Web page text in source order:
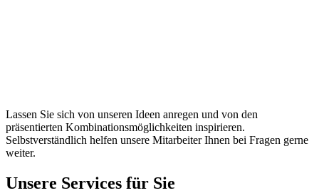
Lassen Sie sich von unseren Ideen anregen und von den
präsentierten Kombinationsmöglichkeiten inspirieren.
Selbstverständlich helfen unsere Mitarbeiter Ihnen bei Fragen gerne
weiter.
Unsere Services für Sie